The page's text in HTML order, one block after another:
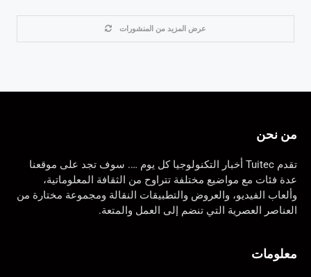
عرض المزيد من المنشورات
من نحن
تقدم Tuitec أخبار التكنولوجيا كل يوم …. سوف تجد على موقعنا
عدة فئات مع مواضيع مختلفة تتراوح من الثقافة المعلوماتية،
وألعاب الفيديو، والعروض والتطبيقات النقالة ومجموعة مختارة من
العناصر العصرية التي تنضم إلى العمل والمتعة.
معلومات